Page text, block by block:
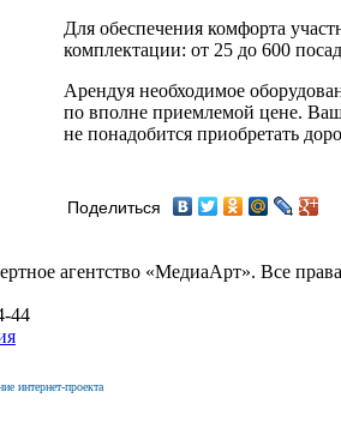
Для обеспечения комфорта
комплектации: от 25 до 600
Арендуя необходимое
по вполне приемлемой цене.
не понадобится приобретать
Поделиться
агентство «МедиаАрт». Все
44
интернет-проекта